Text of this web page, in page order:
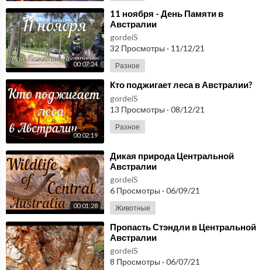
00:07:24
⁣11 ноября - День Памяти в
Австралии
gordeiS
32 Просмотры · 11/12/21
Разное
00:02:19
⁣Кто поджигает леса в Австралии?
gordeiS
13 Просмотры · 08/12/21
Разное
00:01:28
⁣Дикая природа Центральной
Австралии
gordeiS
6 Просмотры · 06/09/21
Животные
⁣Пропасть Стэндли в Центральной
Австралии
gordeiS
8 Просмотры · 06/07/21